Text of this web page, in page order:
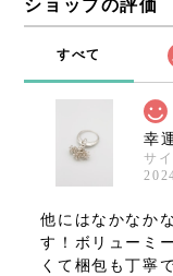
ショップの評価
すべて
幸
サ
他にはなかなか
す！ボリューミ
くて梱包も丁寧